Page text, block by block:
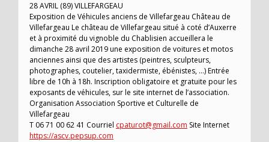
28 AVRIL (89) VILLEFARGEAU
Exposition de Véhicules anciens de Villefargeau Château de
Villefargeau Le château de Villefargeau situé à coté d’Auxerre
et à proximité du vignoble du Chablisien accueillera le
dimanche 28 avril 2019 une exposition de voitures et motos
anciennes ainsi que des artistes (peintres, sculpteurs,
photographes, coutelier, taxidermiste, ébénistes, …) Entrée
libre de 10h à 18h. Inscription obligatoire et gratuite pour les
exposants de véhicules, sur le site internet de l’association.
Organisation Association Sportive et Culturelle de
Villefargeau
T 06 71 00 62 41 Courriel cpaturot@gmail.com Site Internet
https://ascv.pepsup.com